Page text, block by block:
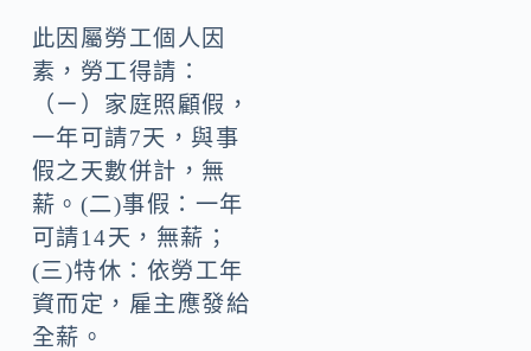
此因屬勞工個人因
素，勞工得請：
（ㄧ）家庭照顧假，
一年可請7天，與事
假之天數併計，無
薪。(二)事假：一年
可請14天，無薪；
(三)特休：依勞工年
資而定，雇主應發給
全薪。